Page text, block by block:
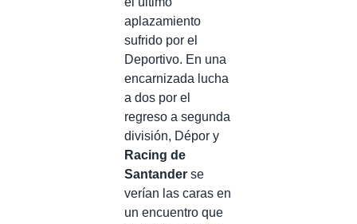
aplazamiento
sufrido por el
Deportivo. En una
encarnizada lucha
a dos por el
regreso a segunda
división, Dépor y
Racing de
Santander se
verían las caras en
un encuentro que